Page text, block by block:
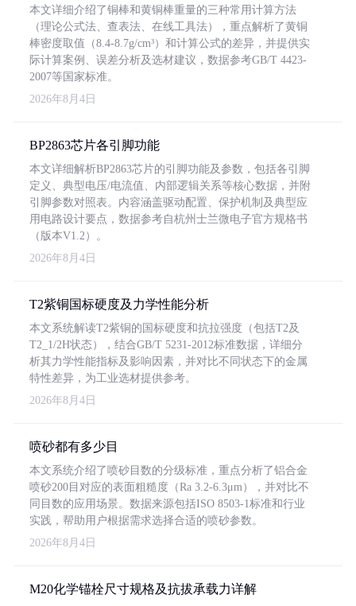
本文详细介绍了铜棒和黄铜棒重量的三种常用计算方法
（理论公式法、查表法、在线工具法），重点解析了黄铜
棒密度取值（8.4-8.7g/cm³）和计算公式的差异，并提供实
际计算案例、误差分析及选材建议，数据参考GB/T 4423-
2007等国家标准。
2026年8月4日
BP2863芯片各引脚功能
本文详细解析BP2863芯片的引脚功能及参数，包括各引脚
定义、典型电压/电流值、内部逻辑关系等核心数据，并附
引脚参数对照表。内容涵盖驱动配置、保护机制及典型应
用电路设计要点，数据参考自杭州士兰微电子官方规格书
（版本V1.2）。
2026年8月4日
T2紫铜国标硬度及力学性能分析
本文系统解读T2紫铜的国标硬度和抗拉强度（包括T2及
T2_1/2H状态），结合GB/T 5231-2012标准数据，详细分
析其力学性能指标及影响因素，并对比不同状态下的金属
特性差异，为工业选材提供参考。
2026年8月4日
喷砂都有多少目
本文系统介绍了喷砂目数的分级标准，重点分析了铝合金
喷砂200目对应的表面粗糙度（Ra 3.2-6.3μm），并对比不
同目数的应用场景。数据来源包括ISO 8503-1标准和行业
实践，帮助用户根据需求选择合适的喷砂参数。
2026年8月4日
M20化学锚栓尺寸规格及抗拔承载力详解